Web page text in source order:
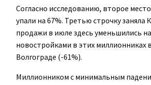
Согласно исследованию, второе
упали на 67%. Третью строчку
продажи в июле здесь уменьшились
новостройками в этих
Волгограде (-61%).
Миллионником с минимальным